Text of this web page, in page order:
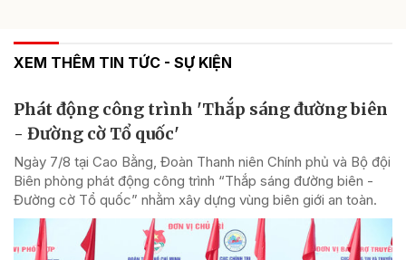
XEM THÊM TIN TỨC - SỰ KIỆN
Phát động công trình 'Thắp sáng đường biên
- Đường cờ Tổ quốc'
Ngày 7/8 tại Cao Bằng, Đoàn Thanh niên Chính phủ và Bộ đội
Biên phòng phát động công trình “Thắp sáng đường biên -
Đường cờ Tổ quốc” nhằm xây dựng vùng biên giới an toàn.